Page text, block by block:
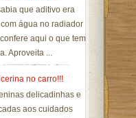
que aditivo era
água no radiador
aqui o que tem
Aproveita ...
no carro!!!
delicadinhas e
aos cuidados